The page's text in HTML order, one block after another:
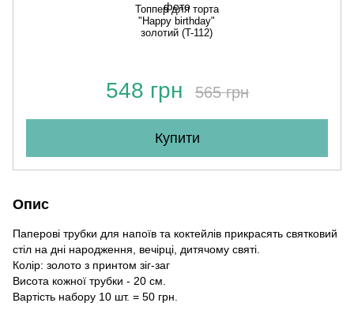
Топпер для торта
"Happy birthday"
золотий (T-112)
548 грн 565 грн
Купити
Опис
Паперові трубки для напоїв та коктейлів прикрасять святковий
стіл на дні народження, вечірці, дитячому святі.
Колір: золото з принтом зіг-заг
Висота кожної трубки - 20 см.
Вартість набору 10 шт. = 50 грн.